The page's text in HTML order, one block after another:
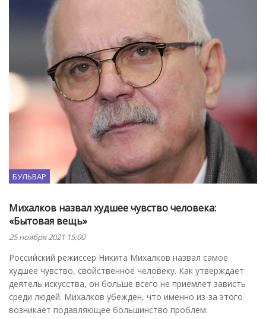
БУЛЬВАР
Михалков назвал худшее чувство человека:
«Бытовая вещь»
25 ноября 2021 15:00
Российский режиссер Никита Михалков назвал самое
худшее чувство, свойственное человеку. Как утверждает
деятель искусства, он больше всего не приемлет зависть
среди людей. Михалков убежден, что именно из-за этого
возникает подавляющее большинство проблем.